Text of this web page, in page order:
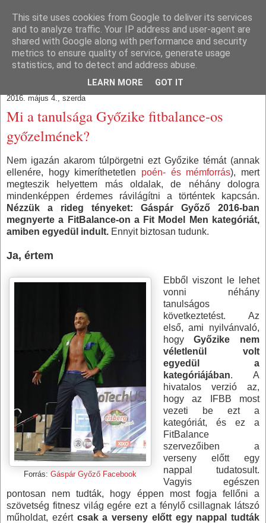
Train With Brain
Agyból és izomból.
2016. május 4., szerda
Mi a tanulsága Győzike fitbalance-os
győzelmének?
Nem igazán akarom túlpörgetni ezt Győzike témát (annak
ellenére, hogy kimeríthetetlen poén- és mémforrás), mert
megteszik helyettem más oldalak, de néhány dologra
mindenképpen érdemes rávilágítni a történtek kapcsán.
Nézzük a rideg tényeket: Gáspár Győző 2016-ban
megnyerte a FitBalance-on a Fit Model Men kategóriát,
amiben egyedül indult. Ennyit biztosan tudunk.
Ja, értem
Forrás: Gáspár Győző Facebook
Ebből viszont le lehet
vonni néhány
tanulságos
következtetést. Az
első, ami nyilvánvaló,
hogyGyőzike nem
véletlenül volt
egyedül a
kategóriájában. A
hivatalos verzió az,
hogy az IFBB most
vezeti be ezt a
kategóriát, és ez a
FitBalance
szervezőiben a
verseny előtt egy
nappal tudatosult.
Vagyis egészen
pontosan nem tudták, hogy éppen most fogja fellőni a
szövetség fitnesz világ egére ezt a fénylő csillagnak látszó
műholdat, ezértcsak a verseny előtt egy nappal tudták
This site uses cookies from Google to deliver its services
and to analyze traffic. Your IP address and user-agent are
shared with Google along with performance and security
metrics to ensure quality of service, generate usage
statistics, and to detect and address abuse.
LEARN MORE GOT IT